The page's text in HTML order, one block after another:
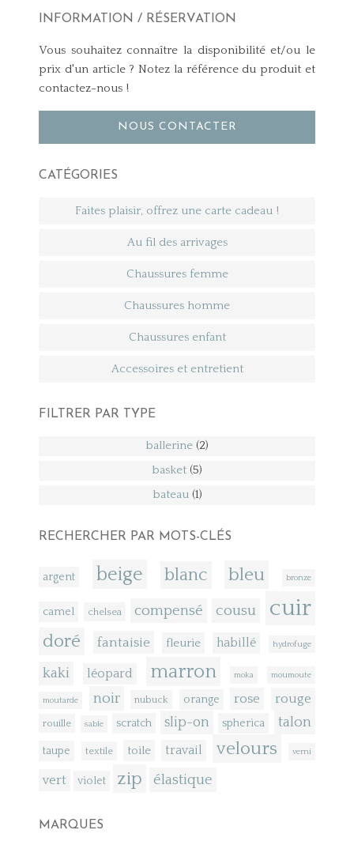
INFORMATION / RÉSERVATION
Vous souhaitez connaître la disponibilité et/ou le
prix d'un article ? Notez la référence du produit et
contactez-nous !
NOUS CONTACTER
CATÉGORIES
Faites plaisir, offrez une carte cadeau !
Au fil des arrivages
Chaussures femme
Chaussures homme
Chaussures enfant
Accessoires et entretient
FILTRER PAR TYPE
ballerine (2)
basket (5)
bateau (1)
RECHERCHER PAR MOTS-CLÉS
argent beige blanc bleu bronze
camel chelsea compensé cousu cuir
doré fantaisie fleurie habillé hydrofuge
kaki léopard marron moka moumoute
moutarde noir nubuck orange rose rouge
rouille sable scratch slip-on spherica talon
taupe textile toile travail velours verni
vert violet zip élastique
MARQUES